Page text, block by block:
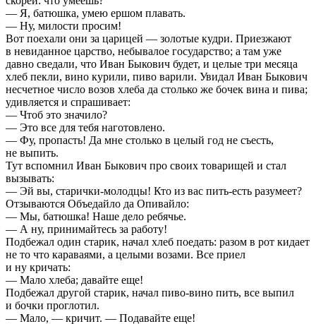
— Я, батюшка, умею ершом плавать.
— Ну, милости просим!
Вот поехали они за царицей — золотые кудри. Приезжают
в невиданное царство, небывалое государство; а там уже
давно сведали, что Иван Быкович будет, и целые три месяца
хлеб пекли, вино курили, пиво варили. Увидал Иван Быкович
несчетное число возов хлеба да столько же бочек вина и пива;
удивляется и спрашивает:
— Чтоб это значило?
— Это все для тебя наготовлено.
— Фу, пропасть! Да мне столько в целый год не съесть,
не выпить.
Тут вспомнил Иван Быкович про своих товарищей и стал
вызывать:
— Эй вы, старички-молодцы! Кто из вас пить-есть разумеет?
Отзываются Объедайло да Опивайло:
— Мы, батюшка! Наше дело ребячье.
— А ну, принимайтесь за работу!
Подбежал один старик, начал хлеб поедать: разом в рот кидает
не то что караваями, а целыми возами. Все приел
и ну кричать:
— Мало хлеба; давайте еще!
Подбежал другой старик, начал пиво-вино пить, все выпил
и бочки проглотил.
— Мало, — кричит. — Подавайте еще!